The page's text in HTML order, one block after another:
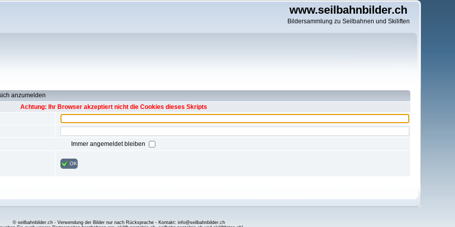
www.seilbahnbilder.ch
Bildersammlung zu Seilbahnen und Skiliften
anzumelden
Achtung: Ihr Browser akzeptiert nicht die Cookies dieses Skripts
Immer angemeldet bleiben
OK
© seilbahnbilder.ch - Verwendung der Bilder nur nach Rücksprache - Kontakt: info@seilbahnbilder.ch